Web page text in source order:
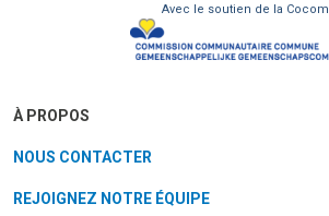
Avec le soutien de la Cocom
À PROPOS
NOUS CONTACTER
REJOIGNEZ NOTRE ÉQUIPE